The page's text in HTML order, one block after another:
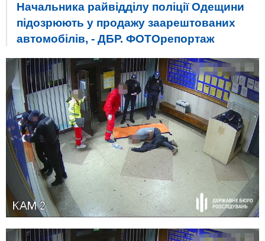
Начальника райвідділу поліції Одещини
підозрюють у продажу заарештованих
автомобілів, - ДБР. ФОТОрепортаж